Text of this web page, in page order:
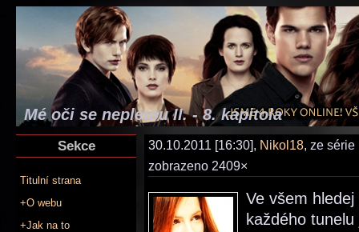
Mé oči se nepletou II. - 8. kapitola
Sekce
Titulní strana
+O webu
+Jak na to
30.10.2011 [16:30], Nikol18, ze série
zobrazeno 2409×
Ve všem
každého